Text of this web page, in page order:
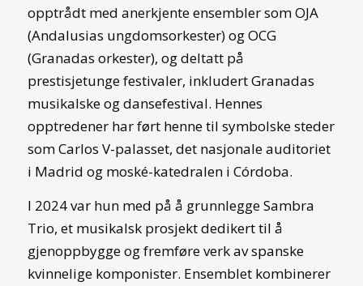
opptrådt med anerkjente ensembler som OJA
(Andalusias ungdomsorkester) og OCG
(Granadas orkester), og deltatt på
prestisjetunge festivaler, inkludert Granadas
musikalske og dansefestival. Hennes
opptredener har ført henne til symbolske steder
som Carlos V-palasset, det nasjonale auditoriet
i Madrid og moské-katedralen i Córdoba.
I 2024 var hun med på å grunnlegge Sambra
Trio, et musikalsk prosjekt dedikert til å
gjenoppbygge og fremføre verk av spanske
kvinnelige komponister. Ensemblet kombinerer